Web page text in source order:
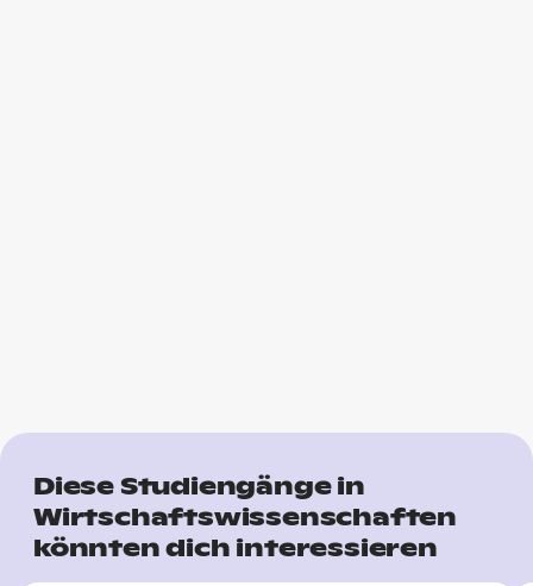
Diese Studiengänge in
Wirtschaftswissenschaften
könnten dich interessieren